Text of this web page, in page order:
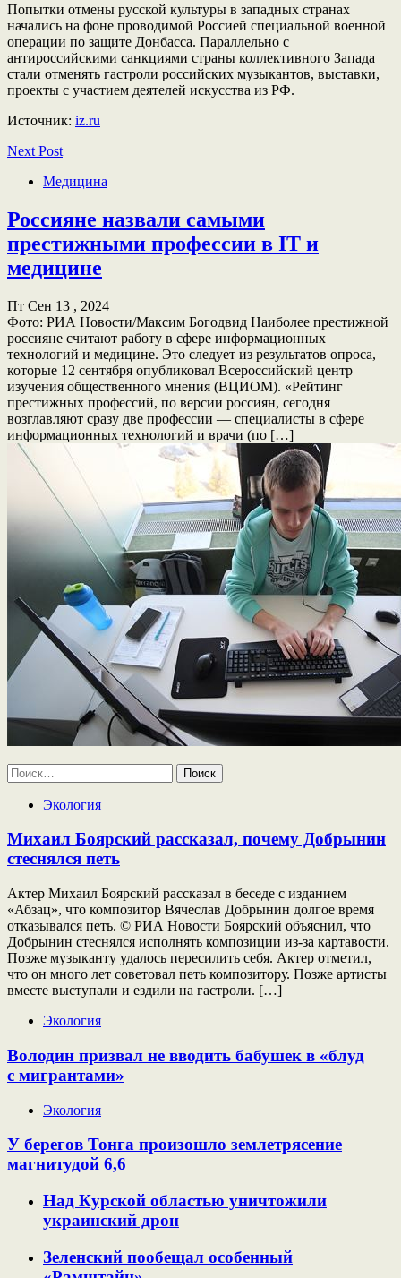
Попытки отмены русской культуры в западных странах
начались на фоне проводимой Россией специальной военной
операции по защите Донбасса. Параллельно с
антироссийскими санкциями страны коллективного Запада
стали отменять гастроли российских музыкантов, выставки,
проекты с участием деятелей искусства из РФ.
Источник: iz.ru
Next Post
Медицина
Россияне назвали самыми
престижными профессии в IT и
медицине
Пт Сен 13 , 2024
Фото: РИА Новости/Максим Богодвид Наиболее престижной
россияне считают работу в сфере информационных
технологий и медицине. Это следует из результатов опроса,
которые 12 сентября опубликовал Всероссийский центр
изучения общественного мнения (ВЦИОМ). «Рейтинг
престижных профессий, по версии россиян, сегодня
возглавляют сразу две профессии — специалисты в сфере
информационных технологий и врачи (по […]
Найти:
Экология
Михаил Боярский рассказал, почему Добрынин
стеснялся петь
Актер Михаил Боярский рассказал в беседе с изданием
«Абзац», что композитор Вячеслав Добрынин долгое время
отказывался петь. © РИА Новости Боярский объяснил, что
Добрынин стеснялся исполнять композиции из-за картавости.
Позже музыканту удалось пересилить себя. Актер отметил,
что он много лет советовал петь композитору. Позже артисты
вместе выступали и ездили на гастроли. […]
Экология
Володин призвал не вводить бабушек в «блуд
с мигрантами»
Экология
У берегов Тонга произошло землетрясение
магнитудой 6,6
Над Курской областью уничтожили
украинский дрон
Зеленский пообещал особенный